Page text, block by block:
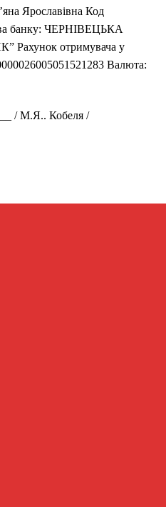
Ярославівна Код
банку: ЧЕРНIВЕЦЬКА
отримувача у
Валюта:
/ М.Я.. Кобеля /